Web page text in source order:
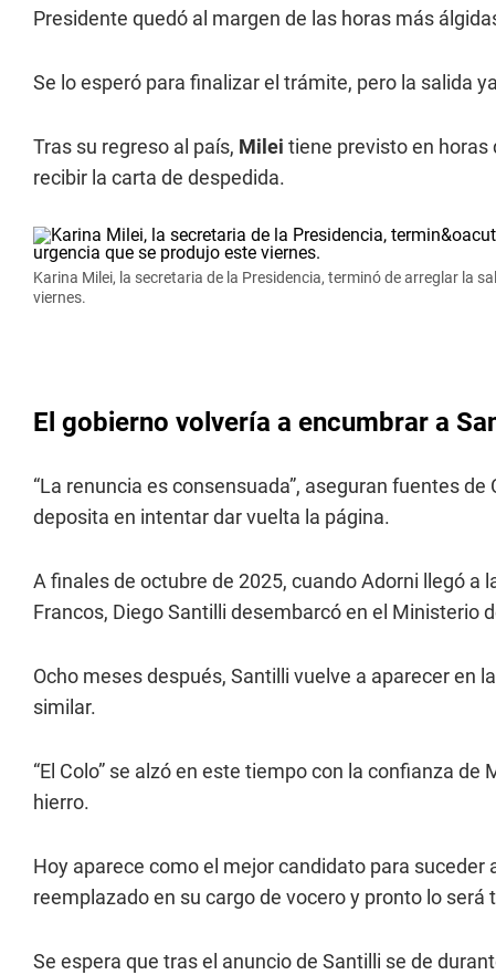
Presidente quedó al margen de las horas más
Se lo esperó para finalizar el trámite, pero la salida
Tras su regreso al país, Milei tiene previsto en horas
recibir la carta de despedida.
Karina Milei, la secretaria de la Presidencia, terminó de arreglar la
viernes.
El gobierno volvería a encumbrar a
“La renuncia es consensuada”, aseguran fuentes
deposita en intentar dar vuelta la página.
A finales de octubre de 2025, cuando Adorni llegó a
Francos, Diego Santilli desembarcó en el Ministerio
Ocho meses después, Santilli vuelve a aparecer en
similar.
“El Colo” se alzó en este tiempo con la confianza
hierro.
Hoy aparece como el mejor candidato para
reemplazado en su cargo de vocero y pronto lo
Se espera que tras el anuncio de Santilli se de